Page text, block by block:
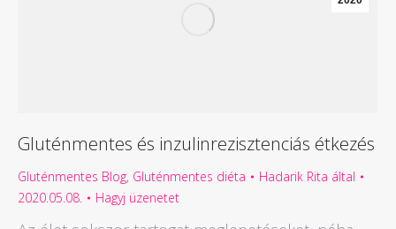
Gluténmentes és inzulinrezisztenciás étkezés
Gluténmentes Blog, Gluténmentes diéta Hadarik Rita által
2020.05.08.
Hagyj üzenetet